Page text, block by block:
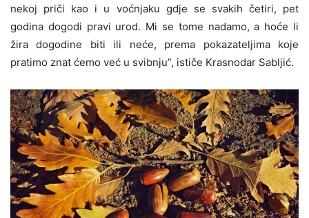
nekoj priči kao i u voćnjaku gdje se svakih četiri, pet
godina dogodi pravi urod. Mi se tome nadamo, a hoće li
žira dogodine biti ili neće, prema pokazateljima koje
pratimo znat ćemo već u svibnju”, ističe Krasnodar Sabljić.